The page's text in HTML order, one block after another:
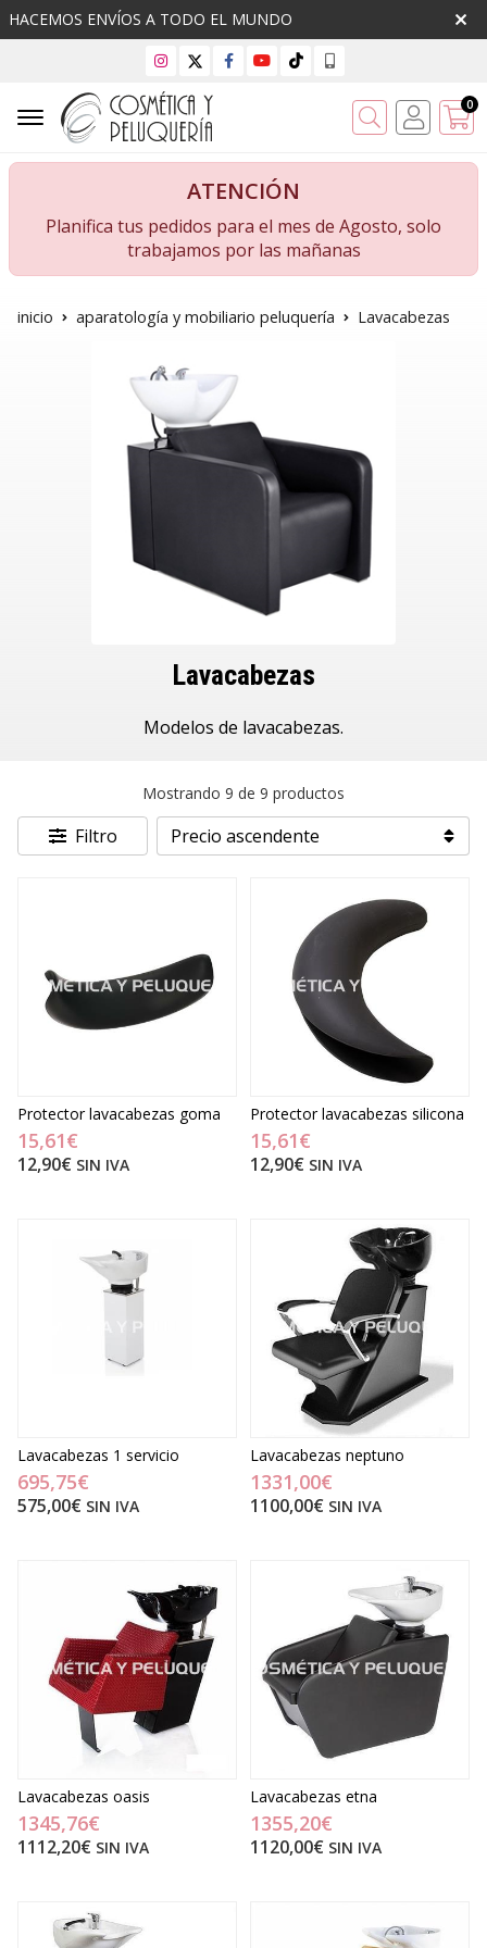
HACEMOS ENVÍOS A TODO EL MUNDO
Buscar 0
ATENCIÓN
Planifica tus pedidos para el mes de Agosto, solo
trabajamos por las mañanas
inicio aparatología y mobiliario peluquería Lavacabezas
Lavacabezas
Modelos de lavacabezas.
Mostrando 9 de 9 productos
Filtro
Protector lavacabezas goma
15,61€
12,90€ SIN IVA
Protector lavacabezas silicona
15,61€
12,90€ SIN IVA
Lavacabezas 1 servicio
695,75€
575,00€ SIN IVA
Lavacabezas neptuno
1331,00€
1100,00€ SIN IVA
Lavacabezas oasis
1345,76€
1112,20€ SIN IVA
Lavacabezas etna
1355,20€
1120,00€ SIN IVA